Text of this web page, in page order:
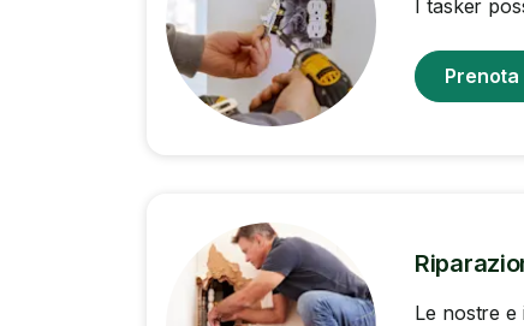
I tasker
Prenota
Le nostre e